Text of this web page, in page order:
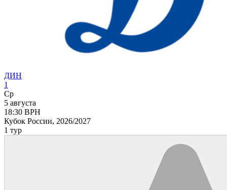
ДИН
1
Ср
5 августа
18:30 ВРН
Кубок России, 2026/2027
1 тур